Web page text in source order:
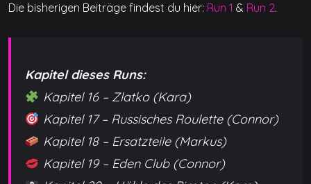
Die bisherigen Beiträge findest du hier: Run 1 & Run 2.
Kapitel dieses Runs:
Kapitel 16 – Zlatko (Kara)
Kapitel 17 – Russisches Roulette (Connor)
Kapitel 18 – Ersatzteile (Markus)
Kapitel 19 – Eden Club (Connor)